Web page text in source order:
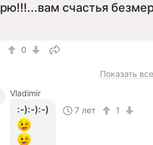
счастья
0
Показать
Vladimir
:-):-):-) 7 лет 1